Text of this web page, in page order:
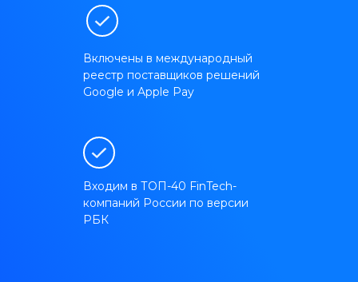
Включены в международный
реестр поставщиков решений
Google и Apple Pay
Входим в ТОП-40 FinTech-
компаний России по версии
РБК